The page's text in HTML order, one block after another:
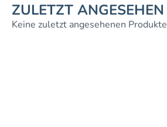
ZULETZT ANGESEHEN
Keine zuletzt angesehenen Produkte